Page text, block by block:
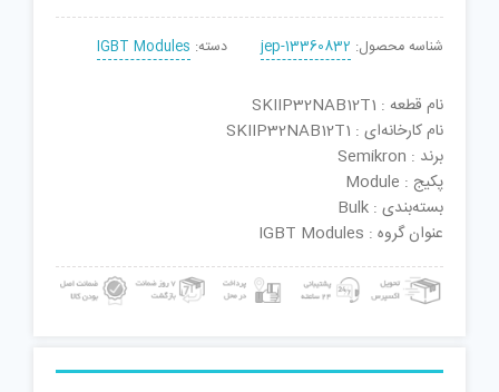
شناسه محصول: jep-13360832 دسته: IGBT Modules
نام قطعه : SKIIP32NAB12T1
نام کارخانه‌ای : SKIIP32NAB12T1
برند : Semikron
پکیج : Module
بسته‌بندی : Bulk
عنوان گروه : IGBT Modules